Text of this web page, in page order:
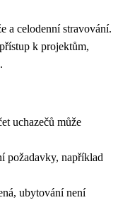
a celodenní stravování.
k projektům,
uchazečů může
požadavky, například
ubytování není